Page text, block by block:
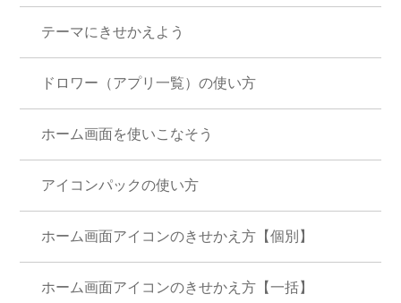
テーマにきせかえよう
ドロワー（アプリ一覧）の使い方
ホーム画面を使いこなそう
アイコンパックの使い方
ホーム画面アイコンのきせかえ方【個別】
ホーム画面アイコンのきせかえ方【一括】